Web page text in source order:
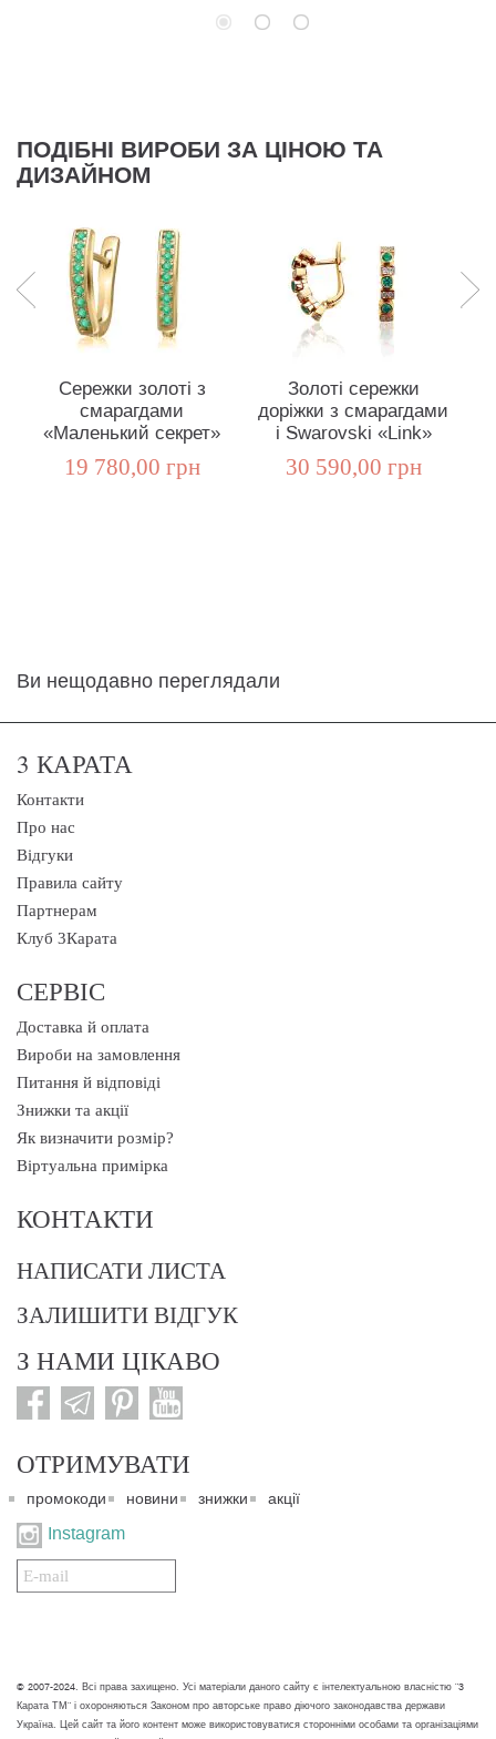
ПОДІБНІ ВИРОБИ ЗА ЦІНОЮ ТА
ДИЗАЙНОМ
Сережки золоті з
смарагдами
«Маленький секрет»
19 780,00 грн
Золоті сережки
доріжки з смарагдами
і Swarovski «Link»
30 590,00 грн
Ви нещодавно переглядали
3 КАРАТА
Контакти
Про нас
Відгуки
Правила сайту
Партнерам
Клуб 3Карата
СЕРВІС
Доставка й оплата
Вироби на замовлення
Питання й відповіді
Знижки та акції
Як визначити розмір?
Віртуальна примірка
КОНТАКТИ
НАПИСАТИ ЛИСТА
ЗАЛИШИТИ ВІДГУК
З НАМИ ЦІКАВО
ОТРИМУВАТИ
промокоди новини знижки акції
Instagram
Подписаться
на
© 2007-2024. Всі права захищено. Усі матеріали даного сайту є інтелектуальною власністю "3
Карата ТМ" і охороняються Законом про авторське право діючого законодавства держави
Україна. Цей сайт та його контент може використовуватися сторонніми особами та організаціями